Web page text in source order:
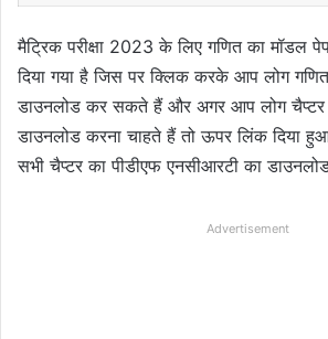
मैट्रिक परीक्षा 2023 के लिए गणित का मॉडल
दिया गया है जिस पर क्लिक करके आप लोग
डाउनलोड कर सकते हैं और अगर आप लोग चैप्टर
डाउनलोड करना चाहते हैं तो ऊपर लिंक दिया
सभी चैप्टर का पीडीएफ एनसीआरटी का
Advertisement